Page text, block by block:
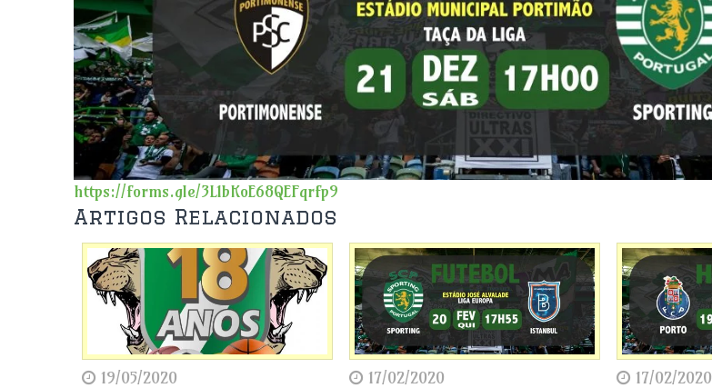
https://forms.gle/3L1bKoE68QEFqrfp9
Artigos Relacionados
19/05/2020 17/02/2020 17/02/2020